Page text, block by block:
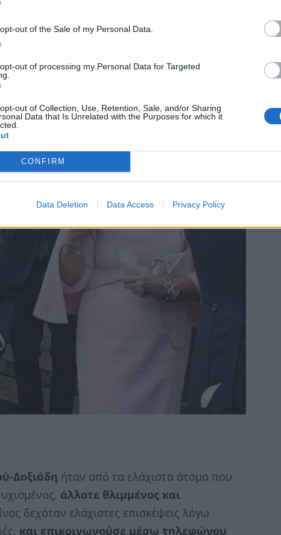
out of the Sale of my Personal Data.
out of processing my Personal Data for Targeted
out of Collection, Use, Retention, Sale, and/or Sharing
Data that Is Unrelated with the Purposes for which it
CONFIRM
Data Deletion Data Access Privacy Policy
Δοξιάδη ήταν από τα ελάχιστα άτομα που
άλλοτε θλιμμένος και
δεχόταν ελάχιστες επισκέψεις λόγω
και επικοινωνούσε μέσω τηλεφώνου